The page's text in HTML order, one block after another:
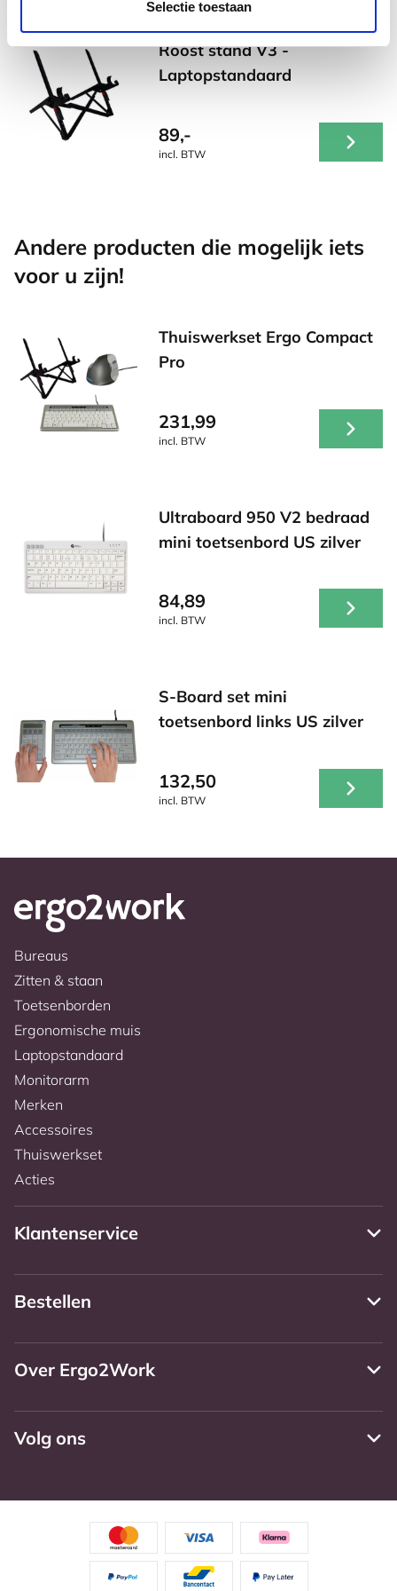
Selectie toestaan
Roost stand V3 -
Laptopstandaard
89,-
incl. BTW
Andere producten die mogelijk iets
voor u zijn!
Thuiswerkset Ergo Compact
Pro
231,99
incl. BTW
Ultraboard 950 V2 bedraad
mini toetsenbord US zilver
84,89
incl. BTW
S-Board set mini
toetsenbord links US zilver
132,50
incl. BTW
Bureaus
Zitten & staan
Toetsenborden
Ergonomische muis
Laptopstandaard
Monitorarm
Merken
Accessoires
Thuiswerkset
Acties
Klantenservice
Bestellen
Over Ergo2Work
Volg ons